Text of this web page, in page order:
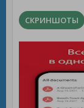
СКРИНШОТЫ